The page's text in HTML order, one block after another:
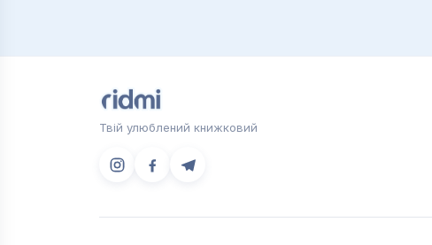
Твій улюблений книжковий